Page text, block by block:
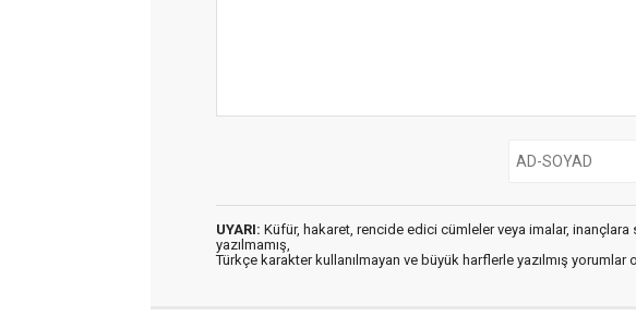
UYARI: Küfür, hakaret, rencide edici cümleler veya imalar, inançlara
yazılmamış,
Türkçe karakter kullanılmayan ve büyük harflerle yazılmış yorumlar